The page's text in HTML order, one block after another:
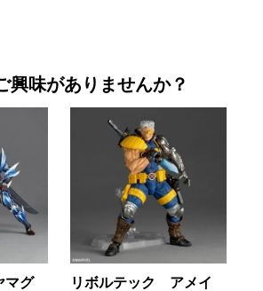
興味がありませんか？
マグ
リボルテック アメイ